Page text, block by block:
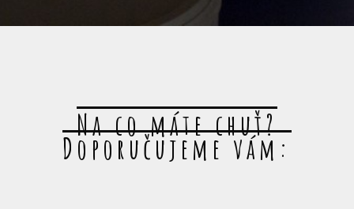
Na co máte chuť?
Doporučujeme vám: